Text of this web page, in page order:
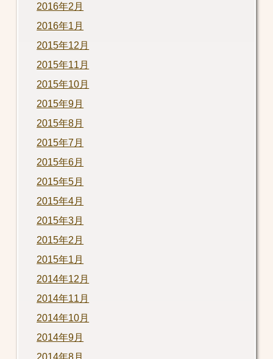
2016年2月
2016年1月
2015年12月
2015年11月
2015年10月
2015年9月
2015年8月
2015年7月
2015年6月
2015年5月
2015年4月
2015年3月
2015年2月
2015年1月
2014年12月
2014年11月
2014年10月
2014年9月
2014年8月